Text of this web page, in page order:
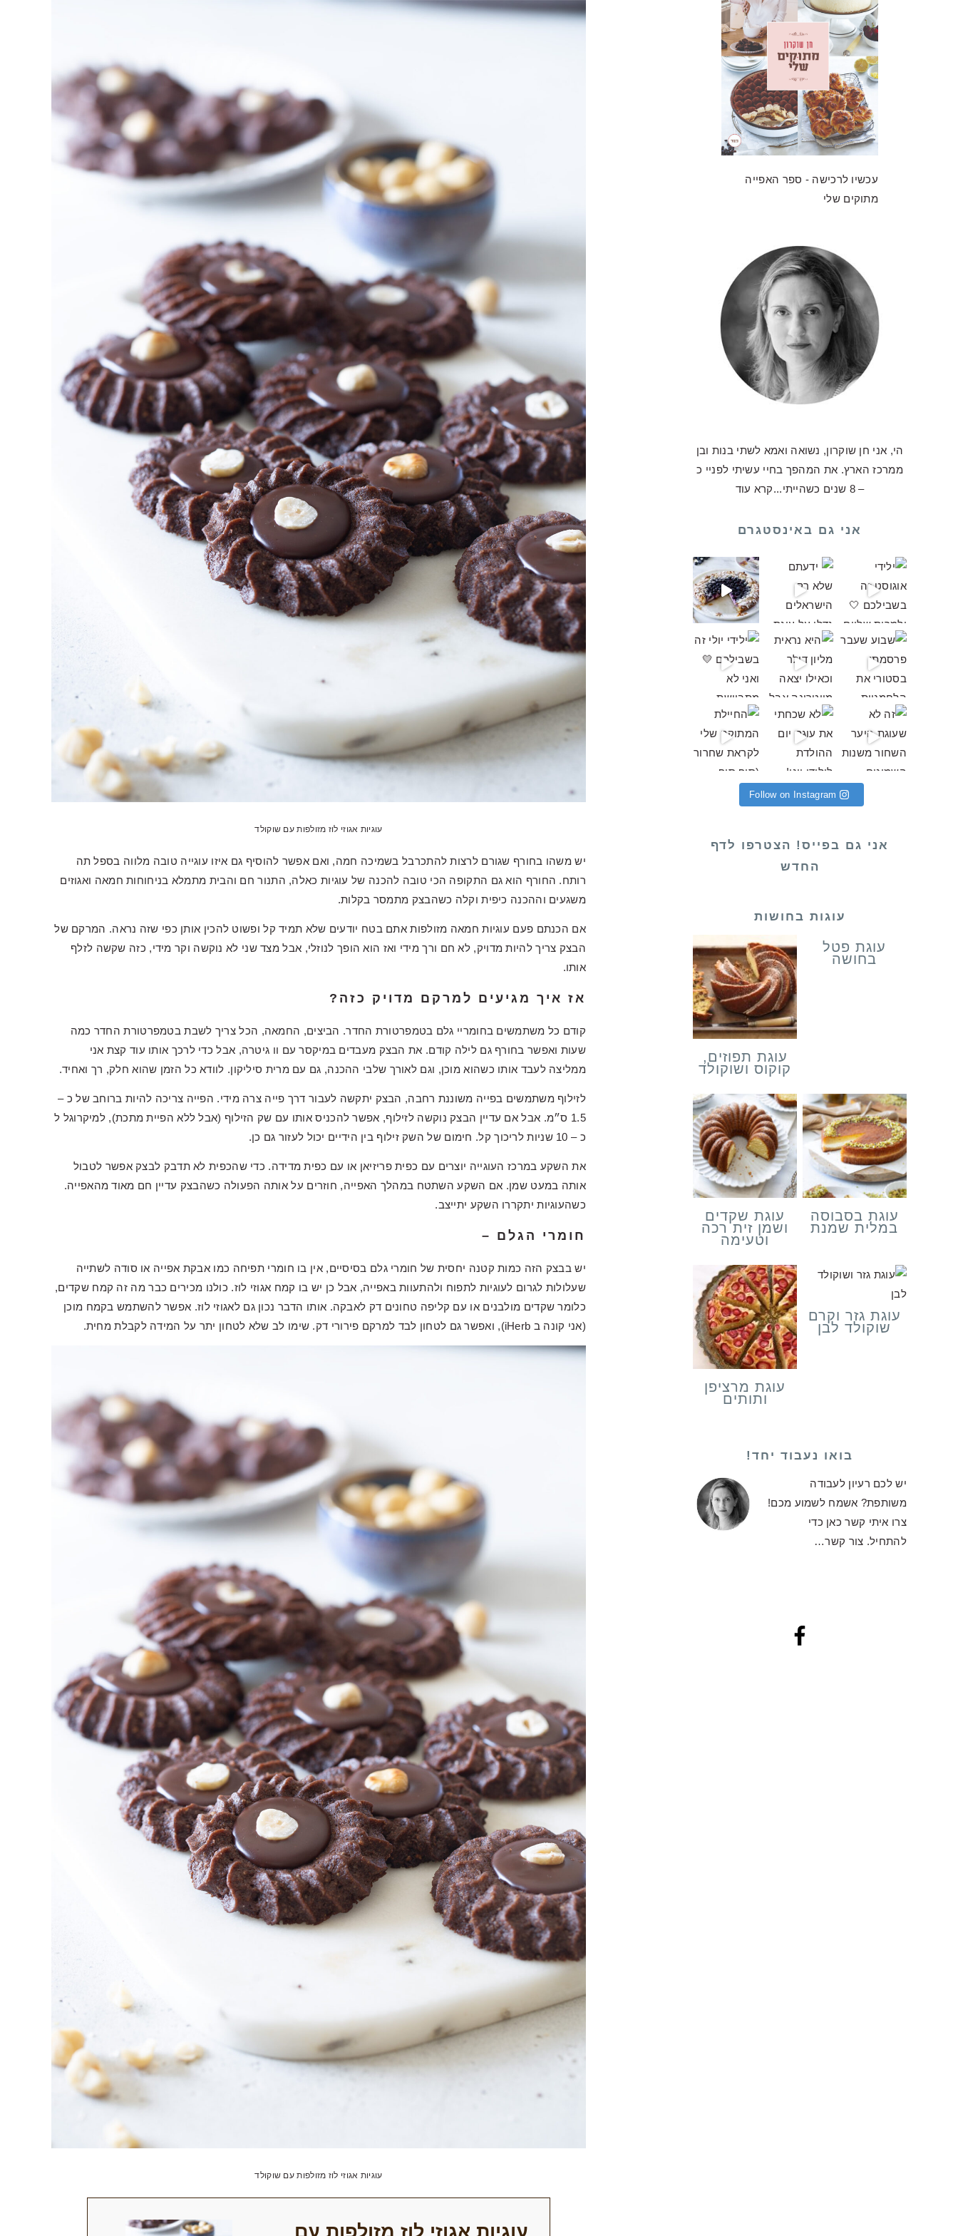
עוגיות אגוזי לוז מזולפות עם שוקולד
יש משהו בחורף שגורם לרצות להתכרבל בשמיכה חמה, ואם אפשר להוסיף גם איזו עוגייה טובה מלווה בספל תה
רותח. החורף הוא גם התקופה הכי טובה להכנה של עוגיות כאלה, התנור חם והבית מתמלא בניחוחות חמאה ואגוזים
משגעים וההכנה כיפית וקלה כשהבצק מתמסר בקלות.
אם הכנתם פעם עוגיות חמאה מזולפות אתם בטח יודעים שלא תמיד קל ופשוט להכין אותן כפי שזה נראה. המרקם של
הבצק צריך להיות מדויק, לא חם ורך מידי ואז הוא הופך לנוזלי, אבל מצד שני לא נוקשה וקר מידי, כזה שקשה לזלף
אותו.
אז איך מגיעים למרקם מדויק כזה?
קודם כל משתמשים בחומריי גלם בטמפרטורת החדר. הביצים, החמאה, הכל צריך לשבת בטמפרטורת החדר כמה
שעות ואפשר בחורף גם לילה קודם. את הבצק מעבדים במיקסר עם וו גיטרה, אבל כדי לרכך אותו עוד קצת אני
ממליצה לעבד אותו כשהוא מוכן, וגם לאורך שלבי ההכנה, גם עם מרית סיליקון. לוודא כל הזמן שהוא חלק, רך ואחיד.
לזילוף משתמשים בפייה משוננת רחבה, הבצק יתקשה לעבור דרך פייה צרה מידי. הפייה צריכה להיות ברוחב של כ –
1.5 ס״מ. אבל אם עדיין הבצק נוקשה לזילוף, אפשר להכניס אותו עם שק הזילוף (אבל ללא הפיית מתכת), למיקרוגל ל
כ – 10 שניות לריכוך קל. חימום של השק זילוף בין הידיים יכול לעזור גם כן.
את השקע במרכז העוגייה יוצרים עם כפית פריזיאן או עם כפית מדידה. כדי שהכפית לא תדבק לבצק אפשר לטבול
אותה במעט שמן. אם השקע השתטח במהלך האפייה, חוזרים על אותה הפעולה כשהבצק עדיין חם מאוד מהאפייה.
כשהעוגיות יתקררו השקע יתייצב.
חומרי הגלם –
יש בבצק הזה כמות קטנה יחסית של חומרי גלם בסיסיים, אין בו חומרי תפיחה כמו אבקת אפייה או סודה לשתייה
שעלולות לגרום לעוגיות לתפוח ולהתעוות באפייה, אבל כן יש בו קמח אגוזי לוז. כולנו מכירים כבר מה זה קמח שקדים,
כלומר שקדים מולבנים או עם קליפה טחונים דק לאבקה. אותו הדבר נכון גם לאגוזי לוז. אפשר להשתמש בקמח מוכן
(אני קונה ב iHerb), ואפשר גם לטחון לבד למרקם פירורי דק. שימו לב שלא לטחון יתר על המידה לקבלת מחית.
עוגיות אגוזי לוז מזולפות עם שוקולד
עוגיות אגוזי לוז מזולפות עם
עכשיו לרכישה - ספר האפייה
מתוקים שלי
הי, אני חן שוקרון, נשואה ואמא לשתי בנות ובן
ממרכז הארץ. את המהפך בחיי עשיתי לפניי כ
– 8 שנים כשהייתי...
קרא עוד
אני גם באינסטגרם
על עוגת ביסקוויטים כע
יצאה מויטרינה אבל היא
בשבילכם 💛 ואני לא מתביישת להגיד שהעו
לילידי יוני! והחודש הע
שלי לקראת שחרור (סוף סוף אחרי שירות
Follow on Instagram
אני גם בפייס! הצטרפו לדף
החדש
עוגות בחושות
עוגת תפוזים,
קוקוס ושוקולד
עוגת פטל
בחושה
עוגת שקדים
ושמן זית רכה
וטעימה
עוגת בסבוסה
במלית שמנת
עוגת מרציפן
ותותים
עוגת גזר וקרם
שוקולד לבן
בואו נעבוד יחד!
יש לכם רעיון לעבודה
משותפת? אשמח לשמוע מכם!
צרו איתי קשר כאן כדי
להתחיל. צור קשר…